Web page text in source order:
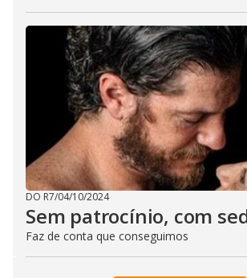
DO R7/04/10/2024
Sem patrocínio, com
Faz de conta que conseguimos